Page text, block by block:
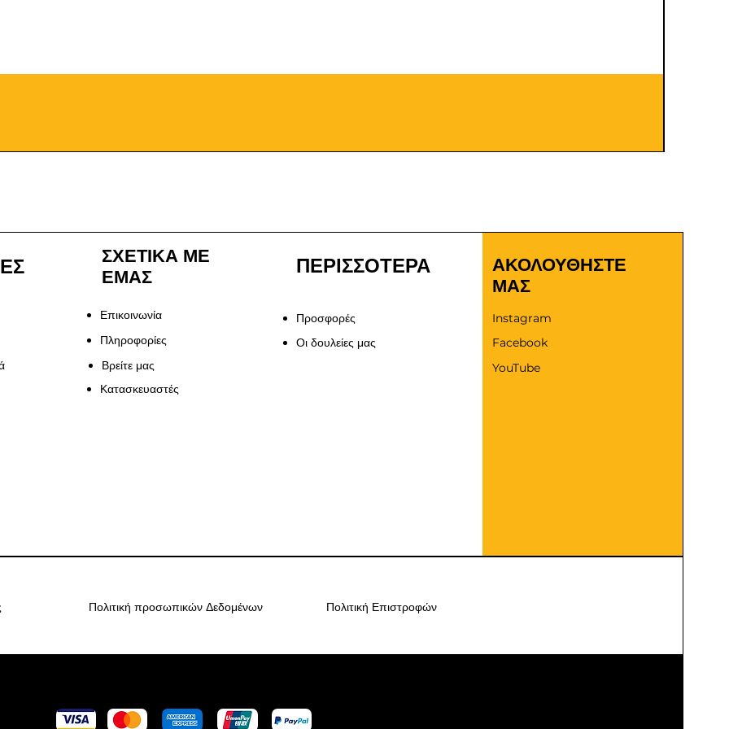
ΣΧΕΤΙΚΑ ΜΕ
ΕΜΑΣ
Επικοινωνία
Πληροφορίες
Βρείτε μας
Κατασκευαστές
ΠΕΡΙΣΣΟΤΕΡΑ
Προσφορές
Οι δουλείες μας
ΑΚΟΛΟΥΘΗΣΤΕ
ΜΑΣ
Instagram
Facebook
YouTube
Πολιτική προσωπικών Δεδομένων Πολιτική Επιστροφών